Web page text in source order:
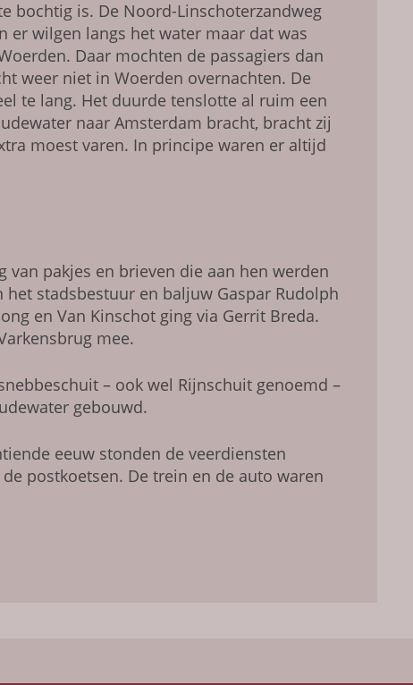
bochtig is. De Noord-Linschoterzandweg
er wilgen langs het water maar dat was
Daar mochten de passagiers dan
weer niet in Woerden overnachten. De
te lang. Het duurde tenslotte al ruim een
naar Amsterdam bracht, bracht zij
moest varen. In principe waren er altijd
pakjes en brieven die aan hen werden
stadsbestuur en baljuw Gaspar Rudolph
en Van Kinschot ging via Gerrit Breda.
mee.
– ook wel Rijnschuit genoemd –
gebouwd.
eeuw stonden de veerdien­sten
postkoet­sen. De trein en de auto waren